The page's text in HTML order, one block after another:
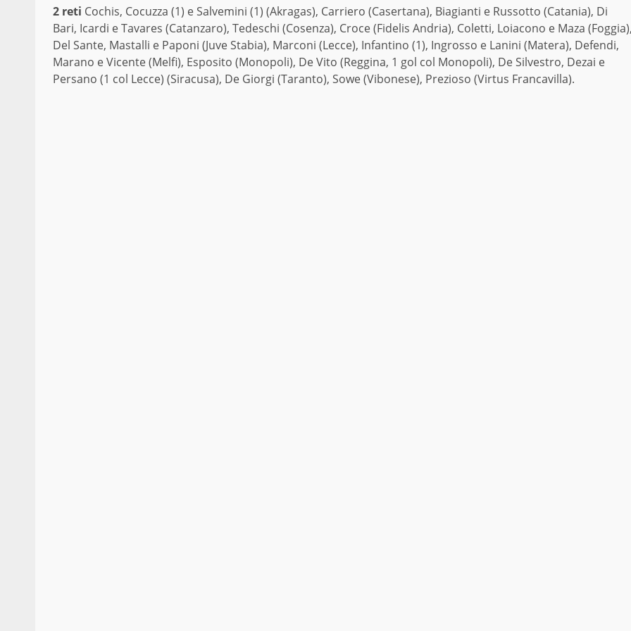
2 reti Cochis, Cocuzza (1) e Salvemini (1) (Akragas), Carriero (Casertana), Biagianti e Russotto (Catania), Di
Bari, Icardi e Tavares (Catanzaro), Tedeschi (Cosenza), Croce (Fidelis Andria), Coletti, Loiacono e Maza
Del Sante, Mastalli e Paponi (Juve Stabia), Marconi (Lecce), Infantino (1), Ingrosso e Lanini (Matera), Defendi,
Marano e Vicente (Melfi), Esposito (Monopoli), De Vito (Reggina, 1 gol col Monopoli), De Silvestro, Dezai e
Persano (1 col Lecce) (Siracusa), De Giorgi (Taranto), Sowe (Vibonese), Prezioso (Virtus Francavilla).